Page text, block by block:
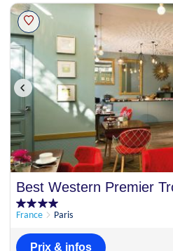
Best Western Premier
France Paris
Prix & infos